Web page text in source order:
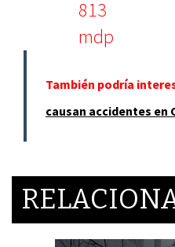
También podría
causan accidentes en